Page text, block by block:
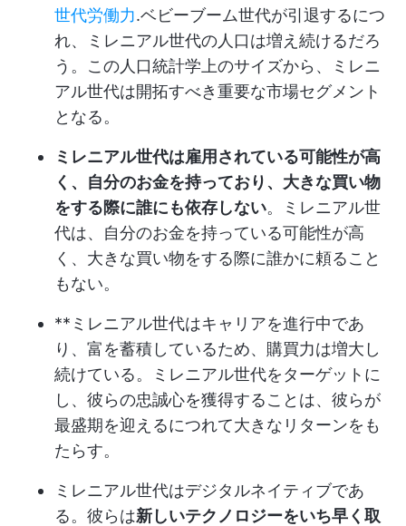
世代労働力.ベビーブーム世代が引退するにつ
れ、ミレニアル世代の人口は増え続けるだろ
う。この人口統計学上のサイズから、ミレニ
アル世代は開拓すべき重要な市場セグメント
となる。
ミレニアル世代は雇用されている可能性が高
く、自分のお金を持っており、大きな買い物
をする際に誰にも依存しない。ミレニアル世
代は、自分のお金を持っている可能性が高
く、大きな買い物をする際に誰かに頼ること
もない。
**ミレニアル世代はキャリアを進行中であ
り、富を蓄積しているため、購買力は増大し
続けている。ミレニアル世代をターゲットに
し、彼らの忠誠心を獲得することは、彼らが
最盛期を迎えるにつれて大きなリターンをも
たらす。
ミレニアル世代はデジタルネイティブであ
る。彼らは新しいテクノロジーをいち早く取